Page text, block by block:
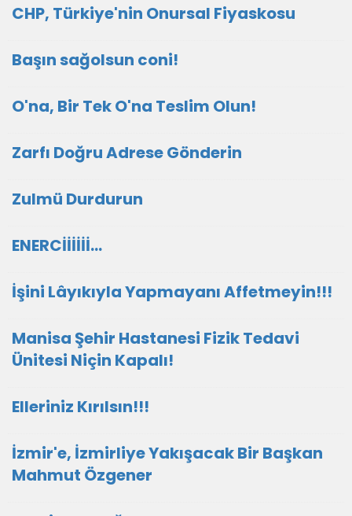
CHP, Türkiye'nin Onursal Fiyaskosu
Başın sağolsun coni!
O'na, Bir Tek O'na Teslim Olun!
Zarfı Doğru Adrese Gönderin
Zulmü Durdurun
ENERCİİİİİİ...
İşini Lâyıkıyla Yapmayanı Affetmeyin!!!
Manisa Şehir Hastanesi Fizik Tedavi
Ünitesi Niçin Kapalı!
Elleriniz Kırılsın!!!
İzmir'e, İzmirliye Yakışacak Bir Başkan
Mahmut Özgener